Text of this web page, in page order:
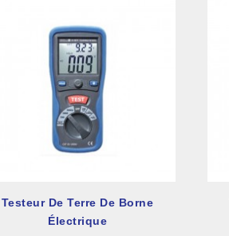
Testeur De Terre De Borne
Électrique